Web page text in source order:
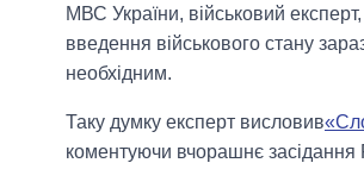
МВС України, військовий
введення військового стану
необхідним.
Таку думку експерт висловив
коментуючи вчорашнє